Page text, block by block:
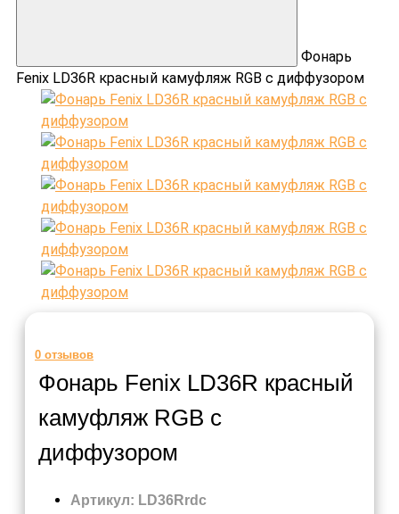
Фонарь
Fenix LD36R красный камуфляж RGB с диффузором
0 отзывов
Фонарь Fenix LD36R красный
камуфляж RGB с
диффузором
Артикул: LD36Rrdc